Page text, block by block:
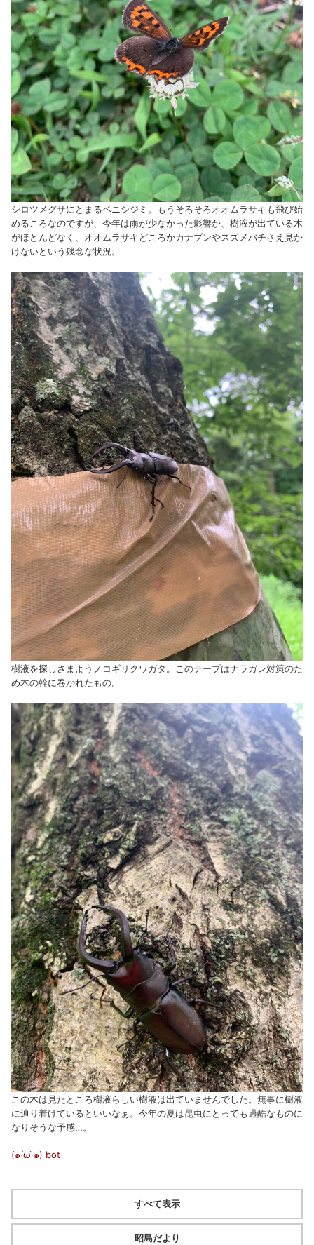
シロツメグサにとまるベニシジミ。もうそろそろオオムラサキも飛び始
めるころなのですが、今年は雨が少なかった影響か、樹液が出ている木
がほとんどなく、オオムラサキどころかカナブンやスズメバチさえ見か
けないという残念な状況。
樹液を探しさまようノコギリクワガタ。このテープはナラガレ対策のた
め木の幹に巻かれたもの。
この木は見たところ樹液らしい樹液は出ていませんでした。無事に樹液
に辿り着けているといいなぁ。今年の夏は昆虫にとっても過酷なものに
なりそうな予感…。
(๑·́ω·̀๑) bot
すべて表示
昭島だより